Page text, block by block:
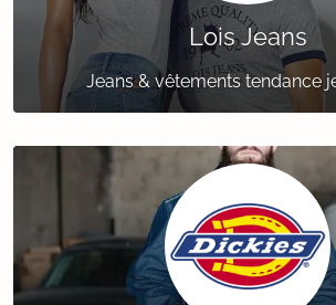
Lois Jeans
Jeans & vêtements tendance